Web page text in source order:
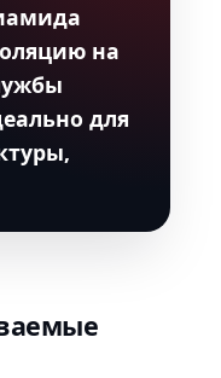
на
для